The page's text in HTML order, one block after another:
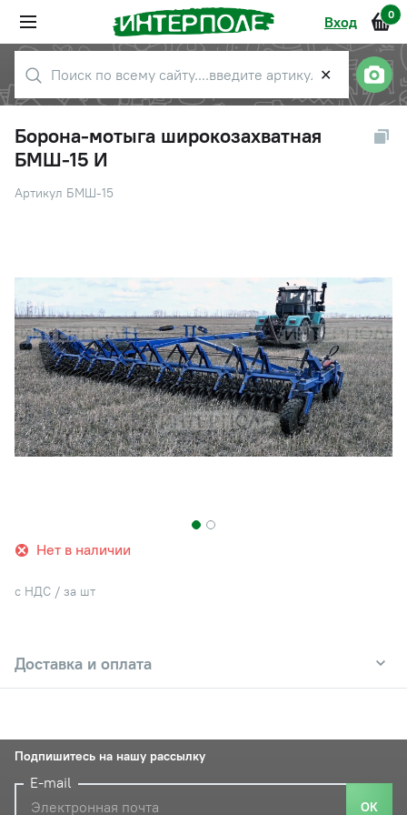
Вход 0
✕
Борона-мотыга широкозахватная
БМШ-15 И
Артикул БМШ-15
Нет в наличии
с НДС / за шт
Доставка и оплата
Подпишитесь на нашу рассылку
E-mail
ОК